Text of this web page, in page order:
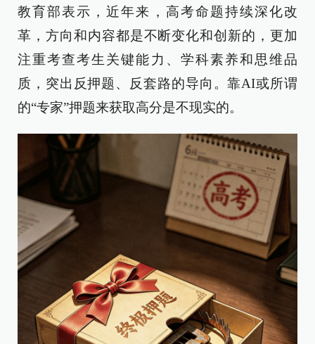
教育部表示，近年来，高考命题持续深化改
革，方向和内容都是不断变化和创新的，更加
注重考查考生关键能力、学科素养和思维品
质，突出反押题、反套路的导向。靠AI或所谓
的“专家”押题来获取高分是不现实的。